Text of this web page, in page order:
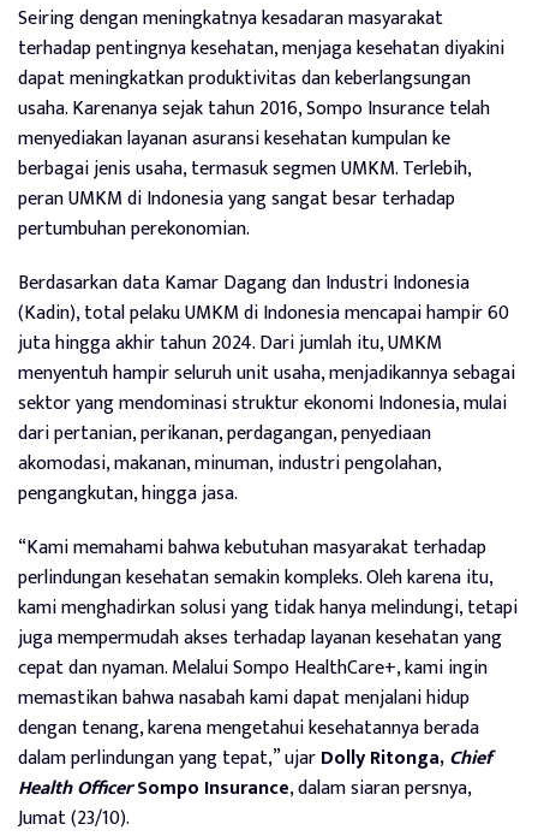
Seiring dengan meningkatnya kesadaran masyarakat
terhadap pentingnya kesehatan, menjaga kesehatan diyakini
dapat meningkatkan produktivitas dan keberlangsungan
usaha. Karenanya sejak tahun 2016, Sompo Insurance telah
menyediakan layanan asuransi kesehatan kumpulan ke
berbagai jenis usaha, termasuk segmen UMKM. Terlebih,
peran UMKM di Indonesia yang sangat besar terhadap
pertumbuhan perekonomian.
Berdasarkan data Kamar Dagang dan Industri Indonesia
(Kadin), total pelaku UMKM di Indonesia mencapai hampir 60
juta hingga akhir tahun 2024. Dari jumlah itu, UMKM
menyentuh hampir seluruh unit usaha, menjadikannya sebagai
sektor yang mendominasi struktur ekonomi Indonesia, mulai
dari pertanian, perikanan, perdagangan, penyediaan
akomodasi, makanan, minuman, industri pengolahan,
pengangkutan, hingga jasa.
“Kami memahami bahwa kebutuhan masyarakat terhadap
perlindungan kesehatan semakin kompleks. Oleh karena itu,
kami menghadirkan solusi yang tidak hanya melindungi, tetapi
juga mempermudah akses terhadap layanan kesehatan yang
cepat dan nyaman. Melalui Sompo HealthCare+, kami ingin
memastikan bahwa nasabah kami dapat menjalani hidup
dengan tenang, karena mengetahui kesehatannya berada
dalam perlindungan yang tepat,” ujarDolly Ritonga,Chief
Health OfficerSompo Insurance, dalam siaran persnya,
Jumat (23/10).